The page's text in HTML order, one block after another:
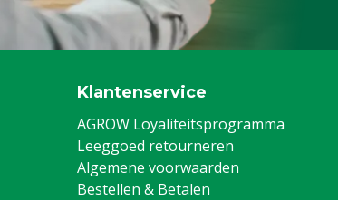
Klantenservice
AGROW Loyaliteitsprogramma
Leeggoed retourneren
Algemene voorwaarden
Bestellen & Betalen